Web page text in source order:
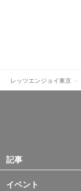
レッツエンジョイ東京
記事
イベント